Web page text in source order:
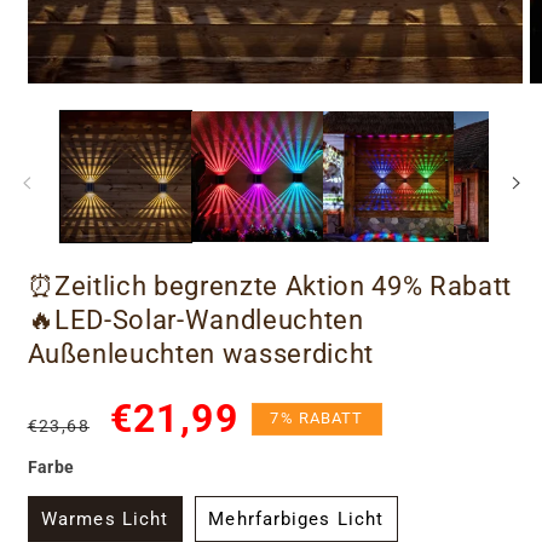
⏰Zeitlich begrenzte Aktion 49% Rabatt
🔥LED-Solar-Wandleuchten
Außenleuchten wasserdicht
Normaler
Preis
€23,68
Verkaufspreis
€21,99 7% RABATT
Farbe
Warmes Licht Mehrfarbiges Licht